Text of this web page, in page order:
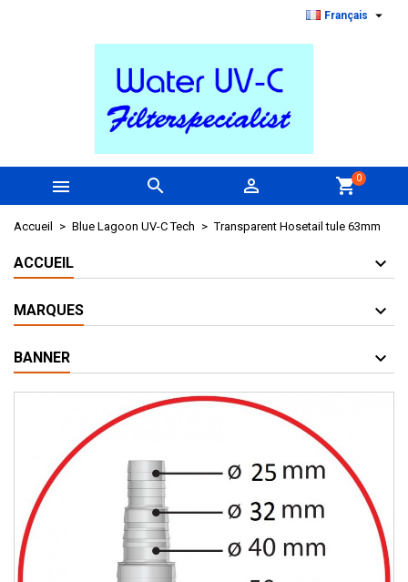
Français 
   shopping_cart0
Accueil Blue Lagoon UV-C Tech Transparent Hosetail tule 63mm
ACCUEIL
MARQUES
BANNER